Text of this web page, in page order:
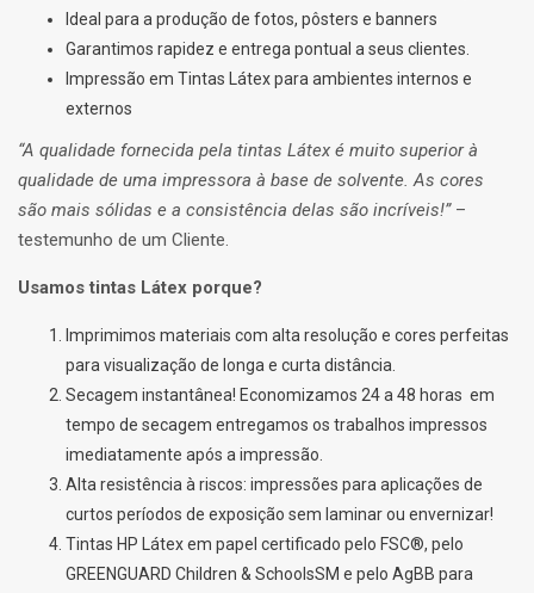
Ideal para a produção de fotos, pôsters e banners
Garantimos rapidez e entrega pontual a seus clientes.
Impressão em Tintas Látex para ambientes internos e
externos
“A qualidade fornecida pela tintas Látex é muito superior à
qualidade de uma impressora à base de solvente. As cores
são mais sólidas e a consistência delas são incríveis!”–
testemunho de um Cliente.
Usamos tintas Látex porque?
Imprimimos materiais com alta resolução e cores perfeitas
para visualização de longa e curta distância.
Secagem instantânea! Economizamos 24 a 48 horas em
tempo de secagem entregamos os trabalhos impressos
imediatamente após a impressão.
Alta resistência à riscos: impressões para aplicações de
curtos períodos de exposição sem laminar ou envernizar!
Tintas HP Látex em papel certificado pelo FSC®, pelo
GREENGUARD Children & SchoolsSM e pelo AgBB para